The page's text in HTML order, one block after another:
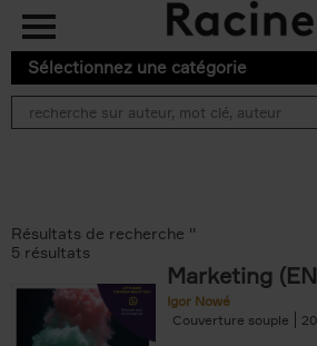
Aller au contenu principal
Sélectionnez une catégorie
Résultats de recherche ''
5 résultats
Marketing
Igor Nowé
Couverture souple